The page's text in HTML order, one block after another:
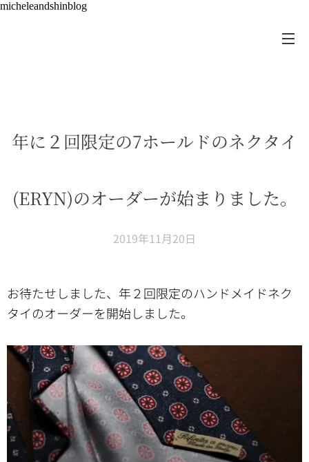
micheleandshinblog
年に２回限定の7ホールドのネクタイ
(ERYN)のオーダーが始まりました。
2019年11月20日
お待たせしました、年２回限定のハンドメイドネク
タイのオーダーを開始しました。